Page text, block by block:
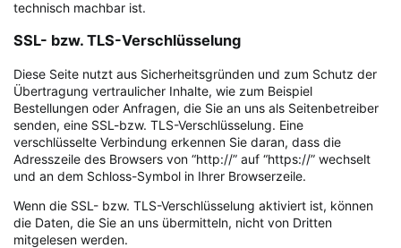
technisch machbar ist.
SSL- bzw. TLS-Verschlüsselung
Diese Seite nutzt aus Sicherheitsgründen und zum Schutz der
Übertragung vertraulicher Inhalte, wie zum Beispiel
Bestellungen oder Anfragen, die Sie an uns als Seitenbetreiber
senden, eine SSL-bzw. TLS-Verschlüsselung. Eine
verschlüsselte Verbindung erkennen Sie daran, dass die
Adresszeile des Browsers von “http://” auf “https://” wechselt
und an dem Schloss-Symbol in Ihrer Browserzeile.
Wenn die SSL- bzw. TLS-Verschlüsselung aktiviert ist, können
die Daten, die Sie an uns übermitteln, nicht von Dritten
mitgelesen werden.